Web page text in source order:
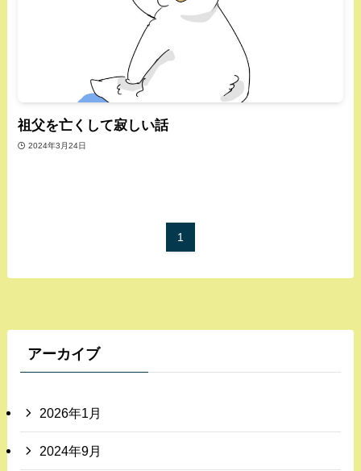
祖父を亡くして寂しい話
2024年3月24日
1
アーカイブ
2026年1月
2024年9月